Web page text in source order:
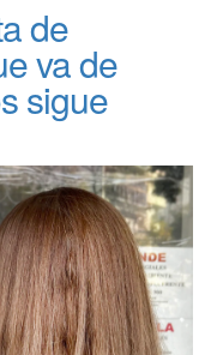
de
va de
sigue